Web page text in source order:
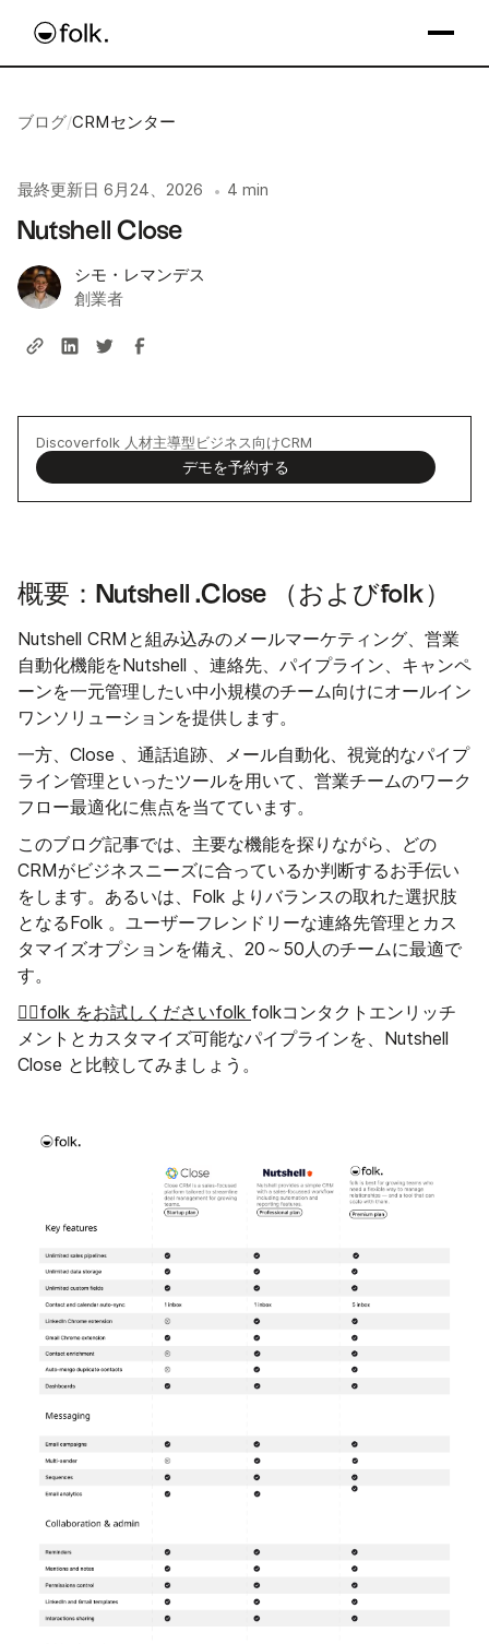
ブログ/CRMセンター
最終更新日 6月24、2026 • 4 min
Nutshell Close
シモ・レマンデス
創業者
Discoverfolk 人材主導型ビジネス向けCRM
デモを予約する
概要：Nutshell .Close （およびfolk）
Nutshell CRMと組み込みのメールマーケティング、営業
自動化機能をNutshell 、連絡先、パイプライン、キャンペ
ーンを一元管理したい中小規模のチーム向けにオールイン
ワンソリューションを提供します。
一方、Close 、通話追跡、メール自動化、視覚的なパイプ
ライン管理といったツールを用いて、営業チームのワーク
フロー最適化に焦点を当てています。
このブログ記事では、主要な機能を探りながら、どの
CRMがビジネスニーズに合っているか判断するお手伝い
をします。あるいは、Folk よりバランスの取れた選択肢
となるFolk 。ユーザーフレンドリーな連絡先管理とカス
タマイズオプションを備え、20～50人のチームに最適で
す。
👉🏼folk をお試しくださいfolk folkコンタクトエンリッチ
メントとカスタマイズ可能なパイプラインを、Nutshell
Close と比較してみましょう。